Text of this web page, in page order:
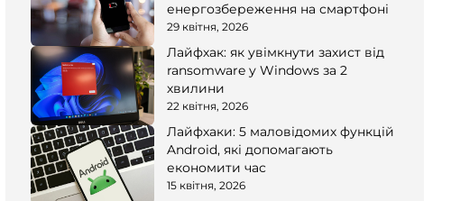
енергозбереження на смартфоні
29 квітня, 2026
Лайфхак: як увімкнути захист від
ransomware у Windows за 2
хвилини
22 квітня, 2026
Лайфхаки: 5 маловідомих функцій
Android, які допомагають
економити час
15 квітня, 2026